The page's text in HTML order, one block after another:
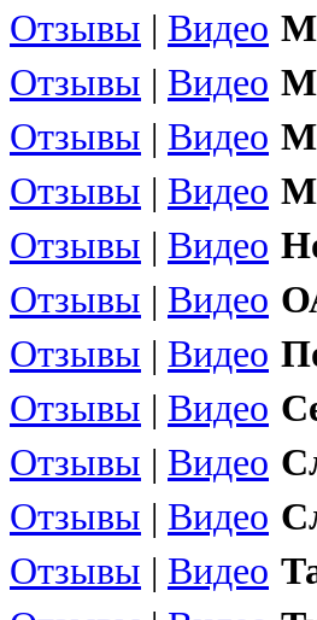
Отзывы | Видео
Отзывы | Видео
Отзывы | Видео
Отзывы | Видео
Отзывы | Видео
Отзывы | Видео
Отзывы | Видео
Отзывы | Видео
Отзывы | Видео
Отзывы | Видео
Отзывы | Видео